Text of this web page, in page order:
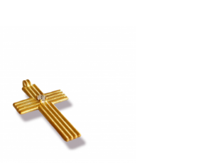
criss cross 561162
474,00 €